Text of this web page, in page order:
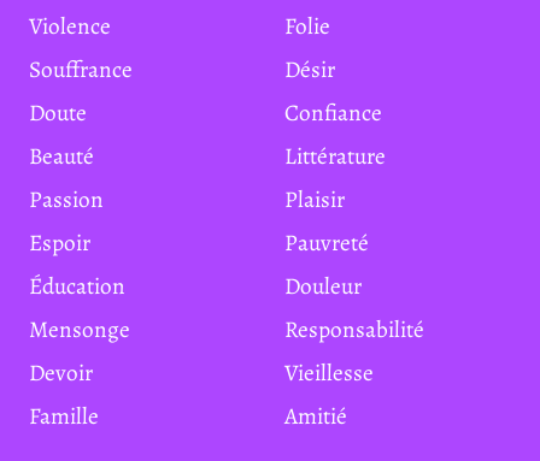
Violence
Folie
Souffrance
Désir
Doute
Confiance
Beauté
Littérature
Passion
Plaisir
Espoir
Pauvreté
Éducation
Douleur
Mensonge
Responsabilité
Devoir
Vieillesse
Famille
Amitié